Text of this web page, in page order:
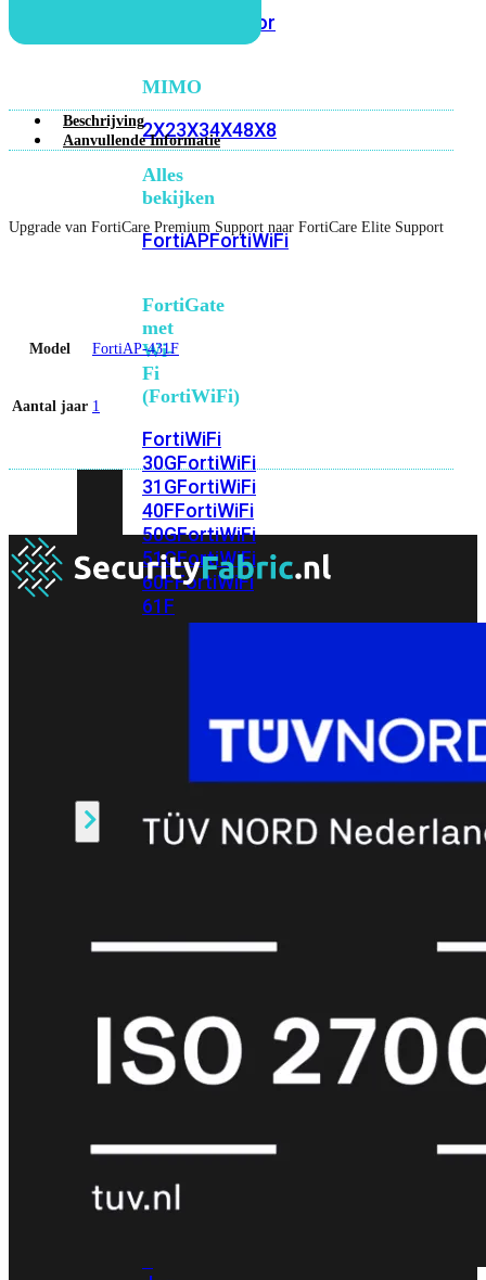
Outdoor
MIMO
2X23X34X48X8
Alles
bekijken
FortiAPFortiWiFi
FortiGate
met
Wi-
Fi
(FortiWiFi)
FortiWiFi
30GFortiWiFi
31GFortiWiFi
40FFortiWiFi
50GFortiWiFi
51GFortiWiFi
60FFortiWiFi
61F
FortiWiFi
FortiCare
FortiCare
Essentials FortiCare
Premium
FortiCare
Elite
FortiCare
RMA
Beschrijving
Aanvullende Informatie
Upgrade van FortiCare Premium Support naar FortiCare Elite Support
Model FortiAP-431F
Aantal jaar 1